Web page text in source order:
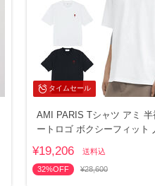
タイムセール
AMI PARIS Tシャツ アミ 半
ートロゴ ボクシーフィット
¥19,206 送料込
32%OFF ¥28,600